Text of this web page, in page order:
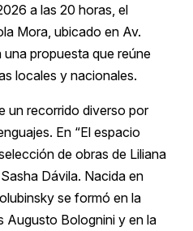
a las 20 horas, el
Mora, ubicado en Av.
propuesta que reúne
locales y nacionales.
un recorrido diverso por
En “El espacio
de obras de Liliana
Dávila. Nacida en
se formó en la
Augusto Bolognini y en la